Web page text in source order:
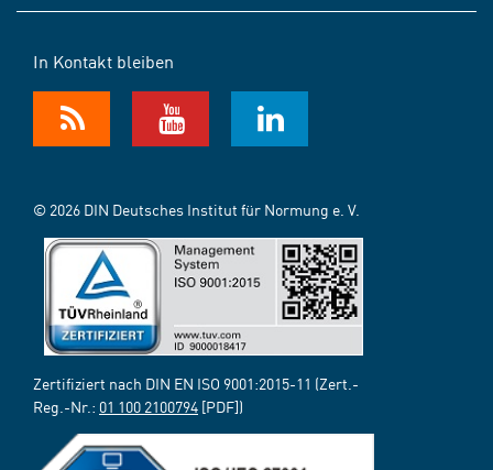
In Kontakt bleiben
© 2026 DIN Deutsches Institut für Normung e. V.
Zertifiziert nach DIN EN ISO 9001:2015-11 (Zert.-
Reg.-Nr.: 01 100 2100794 [PDF])